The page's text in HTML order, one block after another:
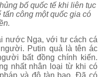
bố quốc tế khi liên tục
công một quốc gia có
nước Nga, với tư cách cá
Putin quả là tên ác
bất đồng chính kiến.
nhất nhân loại từ khi có
và độ tàn bạo. Đã có